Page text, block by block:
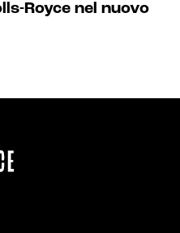
Royce nel nuovo